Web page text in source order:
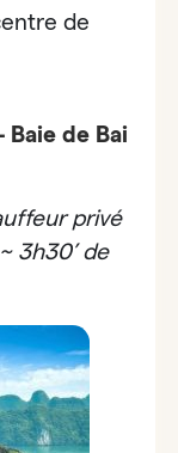
de
Baie de Bai
privé
3h30’ de